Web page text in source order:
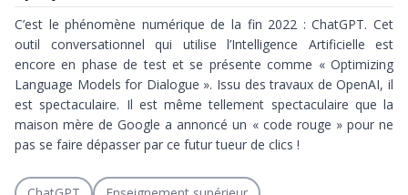
C’est le phénomène numérique de la fin 2022 :ChatGPT. Cet
outil conversationnel qui utilise l’Intelligence Artificielle est
encore en phase de test et se présente comme « Optimizing
Language Models for Dialogue ». Issu des travaux deOpenAI, il
est spectaculaire. Il est même tellement spectaculaire que la
maison mère de Google a annoncé un « code rouge »pour ne
pas se faire dépasser par ce futur tueur de clics !